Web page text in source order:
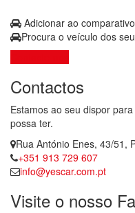
Adicionar ao comparativo
Procura o veículo dos
Contactos
Estamos ao seu dispor
possa ter.
Rua António Enes, 43/51,
+351 913 729 607
info@yescar.com.pt
Visite o nosso